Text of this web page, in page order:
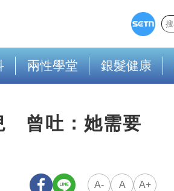
兩性學堂 銀髮健康
曾吐：她需要
A- A A+